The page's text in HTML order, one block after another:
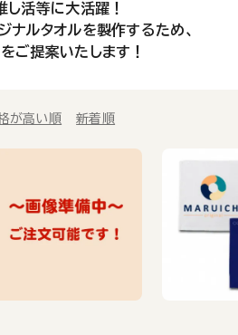
し活等に大活躍！
ナルタオルを製作するため、
ご提案いたします！
が高い順 新着順